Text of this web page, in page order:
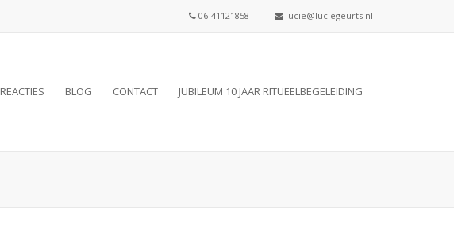
06-41121858 lucie@luciegeurts.nl
REACTIES BLOG CONTACT JUBILEUM 10 JAAR RITUEELBEGELEIDING